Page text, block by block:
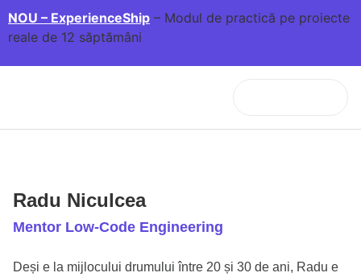
NOU – ExperienceShip – Modul de practică pe proiecte
reale de 12 săptămâni
Radu Niculcea
Mentor Low-Code Engineering
Deși e la mijlocului drumului între 20 și 30 de ani, Radu e